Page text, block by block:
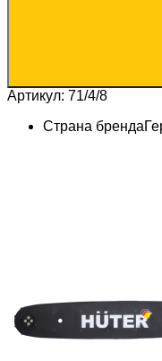
Артикул: 71/4/8
Страна бренда